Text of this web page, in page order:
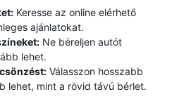
Keresse az online elérhető
ajánlatokat.
Ne béreljen autót
lehet.
Válasszon hosszabb
lehet, mint a rövid távú bérlet.